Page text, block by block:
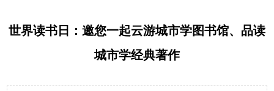
世界读书日：邀您一起云游城市学图书馆、品读
城市学经典著作